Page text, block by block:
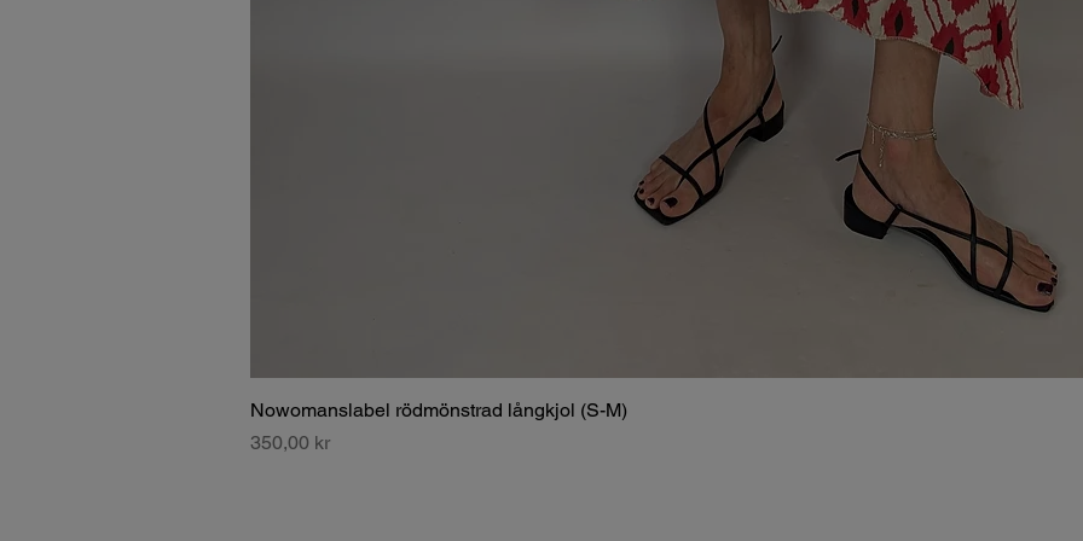
Nowomanslabel rödmönstrad långkjol (S-M)
Pris
350,00 kr